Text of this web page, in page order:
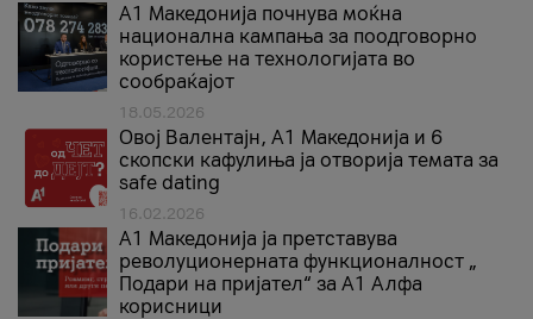
A1 Македонија почнува моќна
национална кампања за поодговорно
користење на технологијата во
сообраќајот
18.05.2026
Овој Валентајн, A1 Македонија и 6
скопски кафулиња ја отворија темата за
safe dating
16.02.2026
А1 Македонија ја претставува
револуционерната функционалност „
Подари на пријател“ за А1 Алфа
корисници